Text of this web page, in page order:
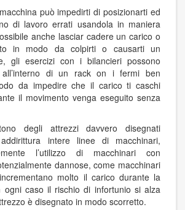
può impedirti di posizionarti ed
di lavoro errati usandola in maniera
anche lasciar cadere un carico o
in modo da colpirti o causarti un
gli esercizi con i bilancieri possono
all’interno di un rack on i fermi ben
da impedire che il carico ti caschi
il movimento venga eseguito senza
degli attrezzi davvero disegnati
intere linee di macchinari,
l’utilizzo di macchinari con
dannose, come macchinari
molto il carico durante la
ogni caso il rischio di infortunio si alza
è disegnato in modo scorretto.